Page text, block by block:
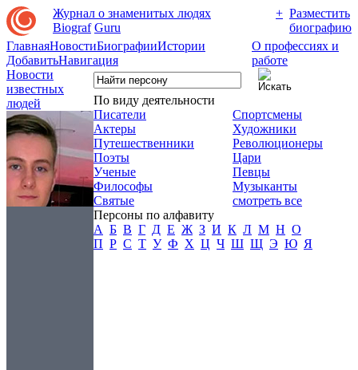
Журнал о знаменитых людях
Biograf Guru
+ Разместить
биографию
ГлавнаяНовостиБиографииИстории
ДобавитьНавигация
О профессиях и
работе
Новости
известных
людей
По виду деятельности
Писатели
Актеры
Путешественники
Поэты
Ученые
Философы
Святые
Спортсмены
Художники
Революционеры
Цари
Певцы
Музыканты
смотреть все
Персоны по алфавиту
А Б В Г Д Е Ж З И К Л М Н О
П Р С Т У Ф Х Ц Ч Ш Щ Э Ю Я